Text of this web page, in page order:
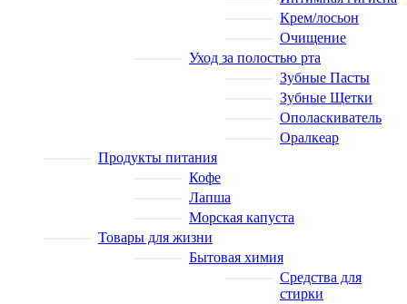
Крем/лосьон
Очищение
Уход за полостью рта
Зубные Пасты
Зубные Щетки
Ополаскиватель
Оралкеар
Продукты питания
Кофе
Лапша
Морская капуста
Товары для жизни
Бытовая химия
Средства для
стирки